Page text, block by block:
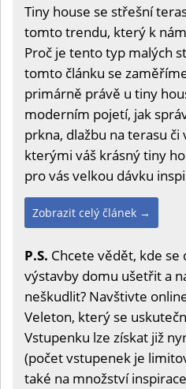
Tiny house se střešní
tomto trendu, který k
Proč je tento typ malých
tomto článku se
primárně právě u tiny
moderním pojetí, jak
prkna, dlažbu na terasu
kterými váš krásný tiny
pro vás velkou dávku
Zobrazit celý článek →
P.S. Chcete vědět, kde se
výstavby domu ušetřit a
neškudlit? Navštivte
Veleton, který se
Vstupenku lze získat již
(počet vstupenek je
také na množství